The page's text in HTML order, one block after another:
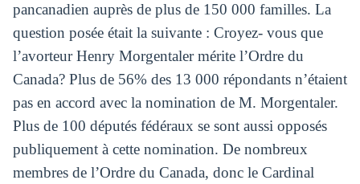
pancanadien auprès de plus de 150 000 familles. La
question posée était la suivante : Croyez- vous que
l’avorteur Henry Morgentaler mérite l’Ordre du
Canada? Plus de 56% des 13 000 répondants n’étaient
pas en accord avec la nomination de M. Morgentaler.
Plus de 100 députés fédéraux se sont aussi opposés
publiquement à cette nomination. De nombreux
membres de l’Ordre du Canada, donc le Cardinal